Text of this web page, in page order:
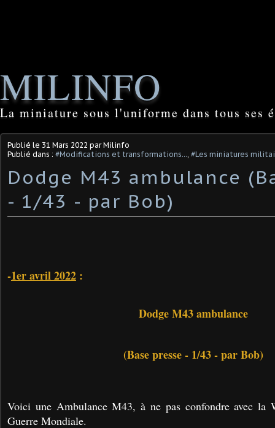
MILINFO
La miniature sous l'uniforme dans tous ses
Publié le 31 Mars 2022 par Milinfo
Publié dans : #Modifications et transformations..., #Les miniatures
Dodge M43 ambulance
- 1/43 - par Bob) ​
-1er avril 2022 :
Dodge M43 ambulance
(Base presse - 1/43 - par Bob)
Voici une Ambulance M43, à ne pas confondre avec
Guerre Mondiale.